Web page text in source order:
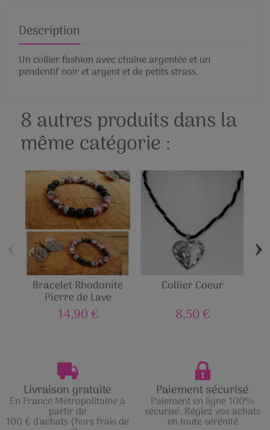
Description
Un collier fashion avec chaîne argentée et un
pendentif noir et argent et de petits strass.
8 autres produits dans la
même catégorie :
Bracelet Rhodonite
Pierre de Lave
14,90 €
Collier Coeur
8,50 €
›
Livraison gratuite
En France Métropolitaine à
partir de
100 € d'achats (hors frais de
Paiement sécurisé
Paiement en ligne 100%
sécurisé. Réglez vos achats
en toute sérénité